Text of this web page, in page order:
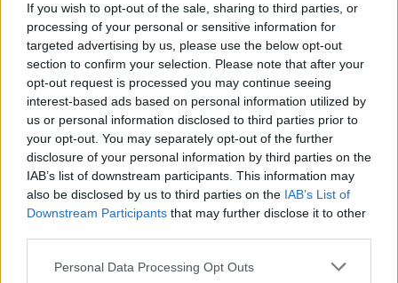
If you wish to opt-out of the sale, sharing to third parties, or
processing of your personal or sensitive information for
targeted advertising by us, please use the below opt-out
section to confirm your selection. Please note that after your
opt-out request is processed you may continue seeing
interest-based ads based on personal information utilized by
us or personal information disclosed to third parties prior to
your opt-out. You may separately opt-out of the further
disclosure of your personal information by third parties on the
IAB’s list of downstream participants. This information may
also be disclosed by us to third parties on the IAB’s List of
Downstream Participants that may further disclose it to other
Personal Data Processing Opt Outs